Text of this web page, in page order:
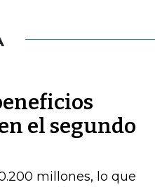
el segundo
millones, lo que